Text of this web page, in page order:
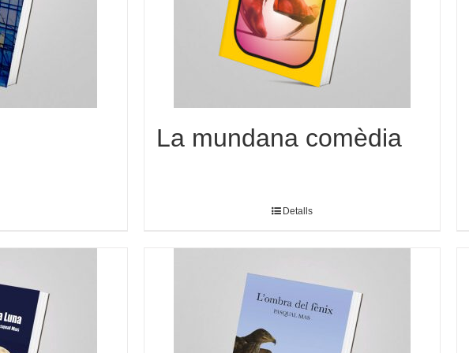
La mundana comèdia
Detalls